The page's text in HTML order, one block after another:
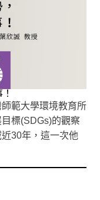
師範大學環境教育所
標(SDGs)的觀察
30年，這一次他